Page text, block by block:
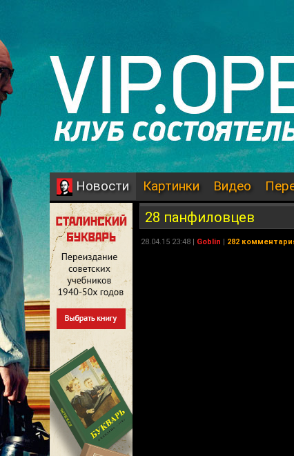
Новости Картинки Видео
28 панфиловцев
28.04.15 23:48 | Goblin | 282